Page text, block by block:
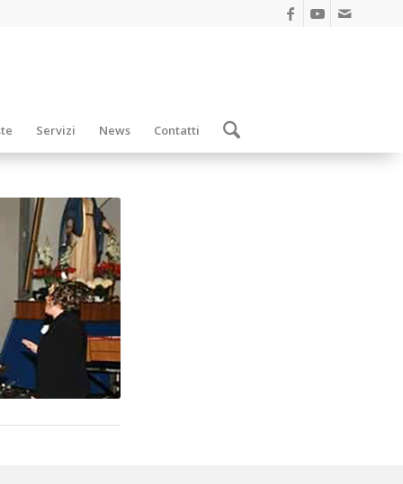
Servizi News Contatti